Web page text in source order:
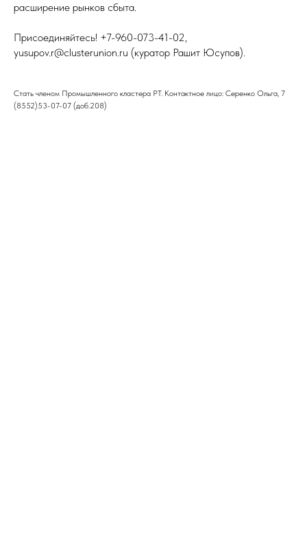
расширение рынков сбыта.
Присоединяйтесь! ‪+7-960-073-41-02,
yusupov.r@clusterunion.ru (куратор Рашит Юсупов).
Стать членом Промышленного кластера РТ. Контактное лицо: Серенко Ольга, 7
(8552)53-07-07 (доб.208)